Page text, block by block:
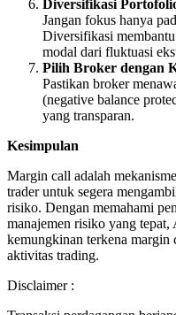
Diversifikasi
Jangan fokus hanya
Diversifikasi
modal dari fluktuasi
Pilih Broker dengan
Pastikan broker
(negative balance
yang transparan.
Kesimpulan
Margin call adalah
trader untuk segera
risiko. Dengan memahami
manajemen risiko yang
kemungkinan terkena margin
aktivitas trading.
Disclaimer :